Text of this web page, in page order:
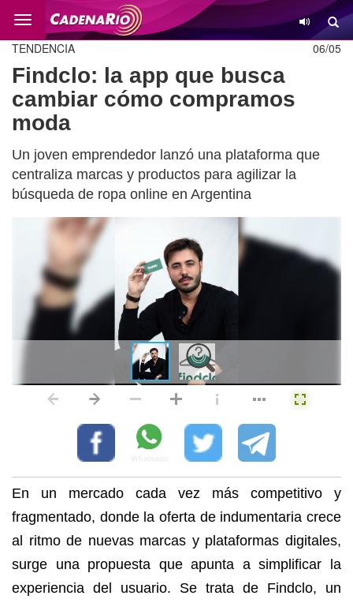
Cambio
06/05
TENDENCIA
Findclo: la app que busca
cambiar cómo compramos
moda
Un joven emprendedor lanzó una plataforma que
centraliza marcas y productos para agilizar la
búsqueda de ropa online en Argentina
En un mercado cada vez más competitivo y
fragmentado, donde la oferta de indumentaria crece
al ritmo de nuevas marcas y plataformas digitales,
surge una propuesta que apunta a simplificar la
experiencia del usuario. Se trata de Findclo, un